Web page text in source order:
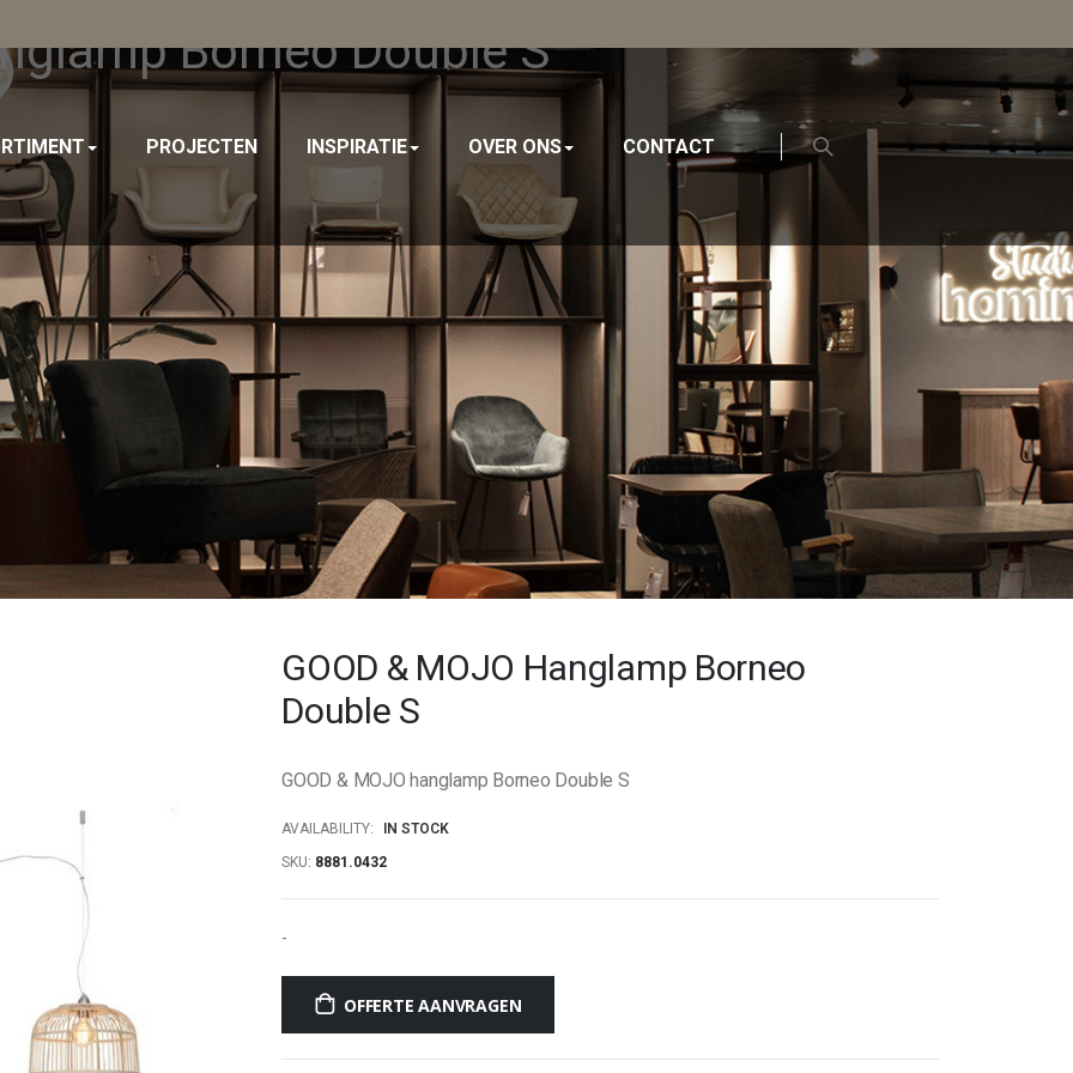
PROJECTEN INSPIRATIE OVER ONS CONTACT
Borneo Double S
GOOD & MOJO Hanglamp Borneo
Double S
GOOD & MOJO hanglamp Borneo Double S
AVAILABILITY:
IN STOCK
SKU 8881.0432
-
OFFERTE AANVRAGEN